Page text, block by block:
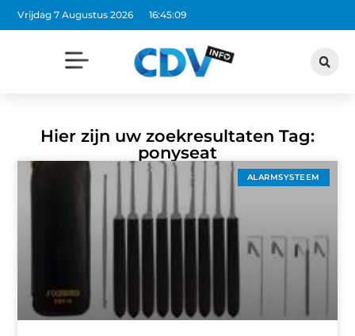
Vrijdag 7 Augustus 2026 16:45:09
Hier zijn uw zoekresultaten Tag:
ponyseat
ALARMSYSTEEM